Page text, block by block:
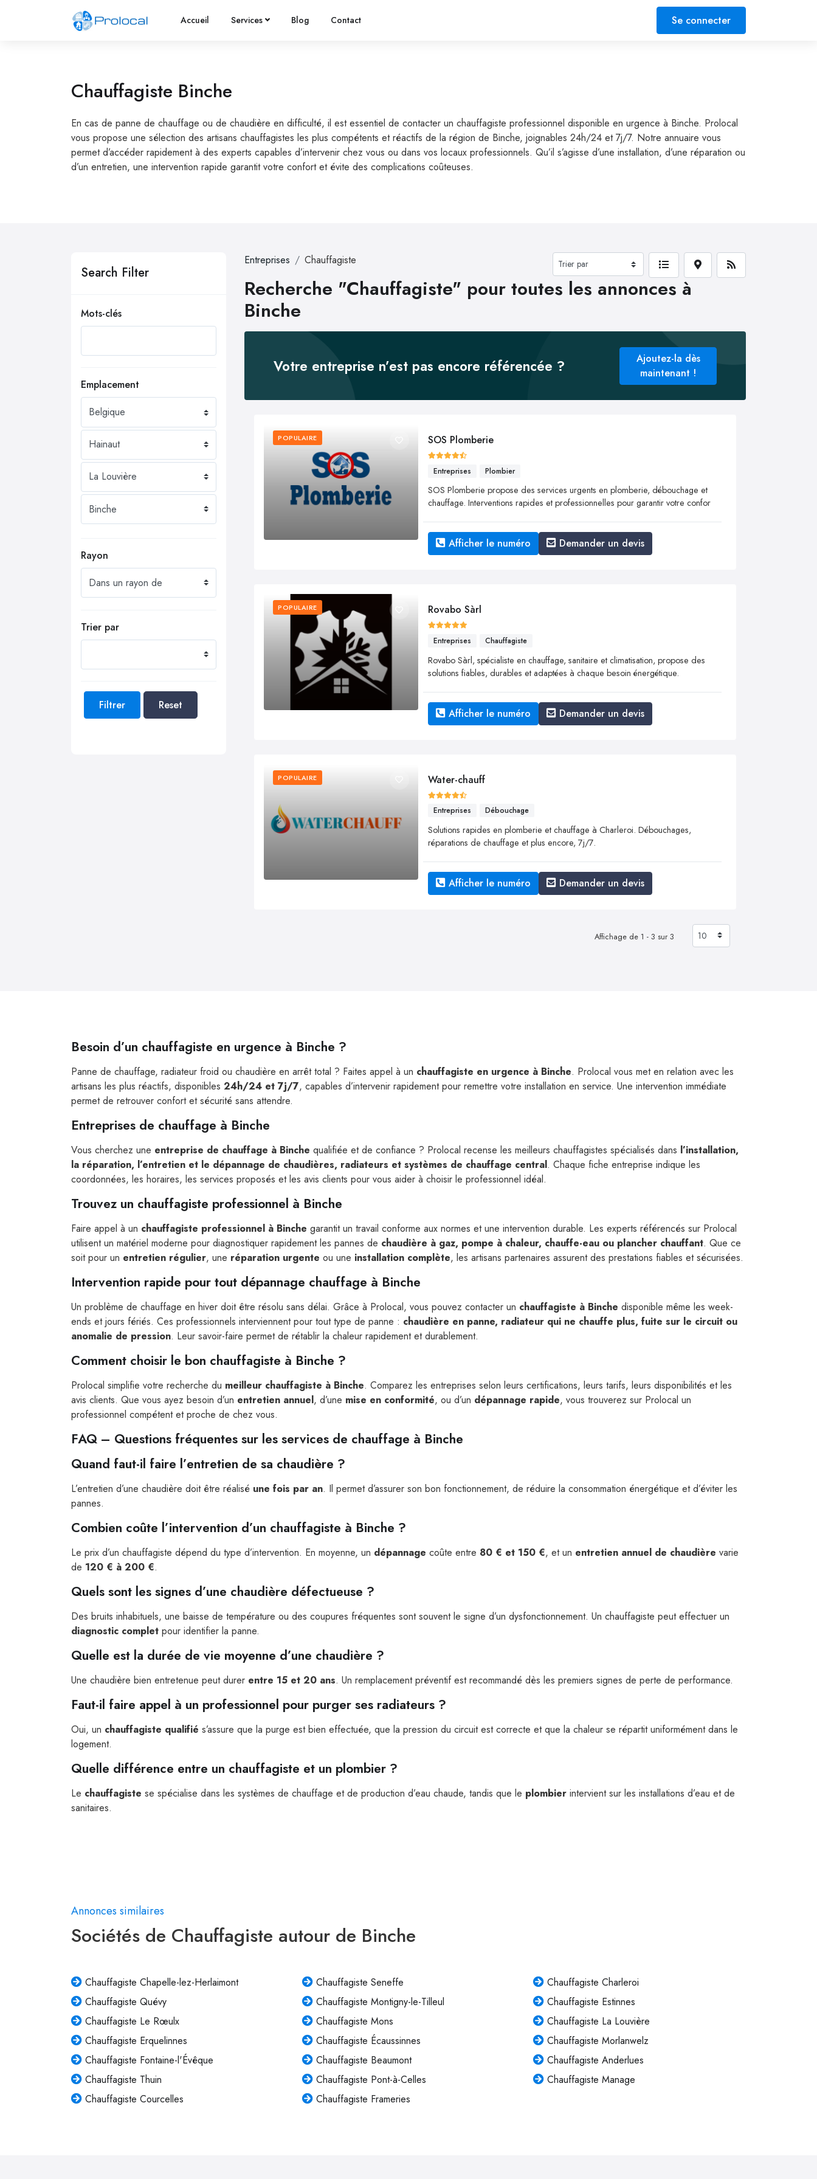
Accueil Services Blog Contact Se connecter
Chauffagiste Binche
En cas de panne de chauffage ou de chaudière en difficulté, il est essentiel de contacter un chauffagiste professionnel disponible en urgence à Binche. Prolocal
vous propose une sélection des artisans chauffagistes les plus compétents et réactifs de la région de Binche, joignables 24h/24 et 7j/7. Notre annuaire vous
permet d’accéder rapidement à des experts capables d’intervenir chez vous ou dans vos locaux professionnels. Qu’il s’agisse d’une installation, d’une réparation ou
d’un entretien, une intervention rapide garantit votre confort et évite des complications coûteuses.
Search Filter
Mots-clés
Emplacement
Rayon
Trier par
Filtrer Reset
Entreprises Chauffagiste
Recherche "Chauffagiste" pour toutes les annonces à
Binche
Votre entreprise n’est pas encore référencée ?
Ajoutez-la dès
maintenant !
POPULAIRE SOS Plomberie
Entreprises Plombier
SOS Plomberie propose des services urgents en plomberie, débouchage et
chauffage. Interventions rapides et professionnelles pour garantir votre confor
Afficher le numéro Demander un devis
POPULAIRE Rovabo Sàrl
Entreprises Chauffagiste
Rovabo Sàrl, spécialiste en chauffage, sanitaire et climatisation, propose des
solutions fiables, durables et adaptées à chaque besoin énergétique.
Afficher le numéro Demander un devis
POPULAIRE Water-chauff
Entreprises Débouchage
Solutions rapides en plomberie et chauffage à Charleroi. Débouchages,
réparations de chauffage et plus encore, 7j/7.
Afficher le numéro Demander un devis
Affichage de 1 - 3 sur 3
Besoin d’un chauffagiste en urgence à Binche ?
Panne de chauffage, radiateur froid ou chaudière en arrêt total ? Faites appel à un chauffagiste en urgence à Binche. Prolocal vous met en relation avec les
artisans les plus réactifs, disponibles 24h/24 et 7j/7, capables d’intervenir rapidement pour remettre votre installation en service. Une intervention immédiate
permet de retrouver confort et sécurité sans attendre.
Entreprises de chauffage à Binche
Vous cherchez une entreprise de chauffage à Binche qualifiée et de confiance ? Prolocal recense les meilleurs chauffagistes spécialisés dans l’installation,
la réparation, l’entretien et le dépannage de chaudières, radiateurs et systèmes de chauffage central. Chaque fiche entreprise indique les
coordonnées, les horaires, les services proposés et les avis clients pour vous aider à choisir le professionnel idéal.
Trouvez un chauffagiste professionnel à Binche
Faire appel à un chauffagiste professionnel à Binche garantit un travail conforme aux normes et une intervention durable. Les experts référencés sur Prolocal
utilisent un matériel moderne pour diagnostiquer rapidement les pannes de chaudière à gaz, pompe à chaleur, chauffe-eau ou plancher chauffant. Que ce
soit pour un entretien régulier, une réparation urgente ou une installation complète, les artisans partenaires assurent des prestations fiables et sécurisées.
Intervention rapide pour tout dépannage chauffage à Binche
Un problème de chauffage en hiver doit être résolu sans délai. Grâce à Prolocal, vous pouvez contacter un chauffagiste à Binche disponible même les week-
ends et jours fériés. Ces professionnels interviennent pour tout type de panne : chaudière en panne, radiateur qui ne chauffe plus, fuite sur le circuit ou
anomalie de pression. Leur savoir-faire permet de rétablir la chaleur rapidement et durablement.
Comment choisir le bon chauffagiste à Binche ?
Prolocal simplifie votre recherche du meilleur chauffagiste à Binche. Comparez les entreprises selon leurs certifications, leurs tarifs, leurs disponibilités et les
avis clients. Que vous ayez besoin d’un entretien annuel, d’une mise en conformité, ou d’un dépannage rapide, vous trouverez sur Prolocal un
professionnel compétent et proche de chez vous.
FAQ – Questions fréquentes sur les services de chauffage à Binche
Quand faut-il faire l’entretien de sa chaudière ?
L’entretien d’une chaudière doit être réalisé une fois par an. Il permet d’assurer son bon fonctionnement, de réduire la consommation énergétique et d’éviter les
pannes.
Combien coûte l’intervention d’un chauffagiste à Binche ?
Le prix d’un chauffagiste dépend du type d’intervention. En moyenne, un dépannage coûte entre 80 € et 150 €, et un entretien annuel de chaudière varie
de 120 € à 200 €.
Quels sont les signes d’une chaudière défectueuse ?
Des bruits inhabituels, une baisse de température ou des coupures fréquentes sont souvent le signe d’un dysfonctionnement. Un chauffagiste peut effectuer un
diagnostic complet pour identifier la panne.
Quelle est la durée de vie moyenne d’une chaudière ?
Une chaudière bien entretenue peut durer entre 15 et 20 ans. Un remplacement préventif est recommandé dès les premiers signes de perte de performance.
Faut-il faire appel à un professionnel pour purger ses radiateurs ?
Oui, un chauffagiste qualifié s’assure que la purge est bien effectuée, que la pression du circuit est correcte et que la chaleur se répartit uniformément dans le
logement.
Quelle différence entre un chauffagiste et un plombier ?
Le chauffagiste se spécialise dans les systèmes de chauffage et de production d’eau chaude, tandis que le plombier intervient sur les installations d’eau et de
sanitaires.
Annonces similaires
Sociétés de Chauffagiste autour de Binche
Chauffagiste Chapelle-lez-Herlaimont
Chauffagiste Quévy
Chauffagiste Le Rœulx
Chauffagiste Erquelinnes
Chauffagiste Fontaine-l'Évêque
Chauffagiste Thuin
Chauffagiste Courcelles
Chauffagiste Seneffe
Chauffagiste Montigny-le-Tilleul
Chauffagiste Mons
Chauffagiste Écaussinnes
Chauffagiste Beaumont
Chauffagiste Pont-à-Celles
Chauffagiste Frameries
Chauffagiste Charleroi
Chauffagiste Estinnes
Chauffagiste La Louvière
Chauffagiste Morlanwelz
Chauffagiste Anderlues
Chauffagiste Manage